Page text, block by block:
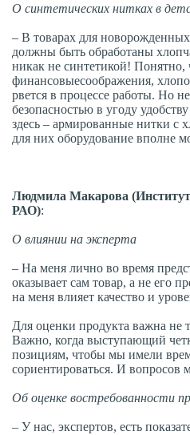
О синтетических нитках в
– В товарах для
должны быть обработаны
никак не синтетикой! Понятно,
финансовыесоображения,
рвется в процессе работы. Но
безопасностью в угоду
здесь – армированные нитки с
для них оборудование вполне
Людмила Макарова (
РАО):
О влиянии на эксперта
– На меня лично во время
оказывает сам товар, а не его
на меня влияет качество и
Для оценки продукта важна не
Важно, когда выступающий
позициям, чтобы мы имели
сориентироваться. И вопросов
Об оценке востребованности
– У нас, экспертов, есть